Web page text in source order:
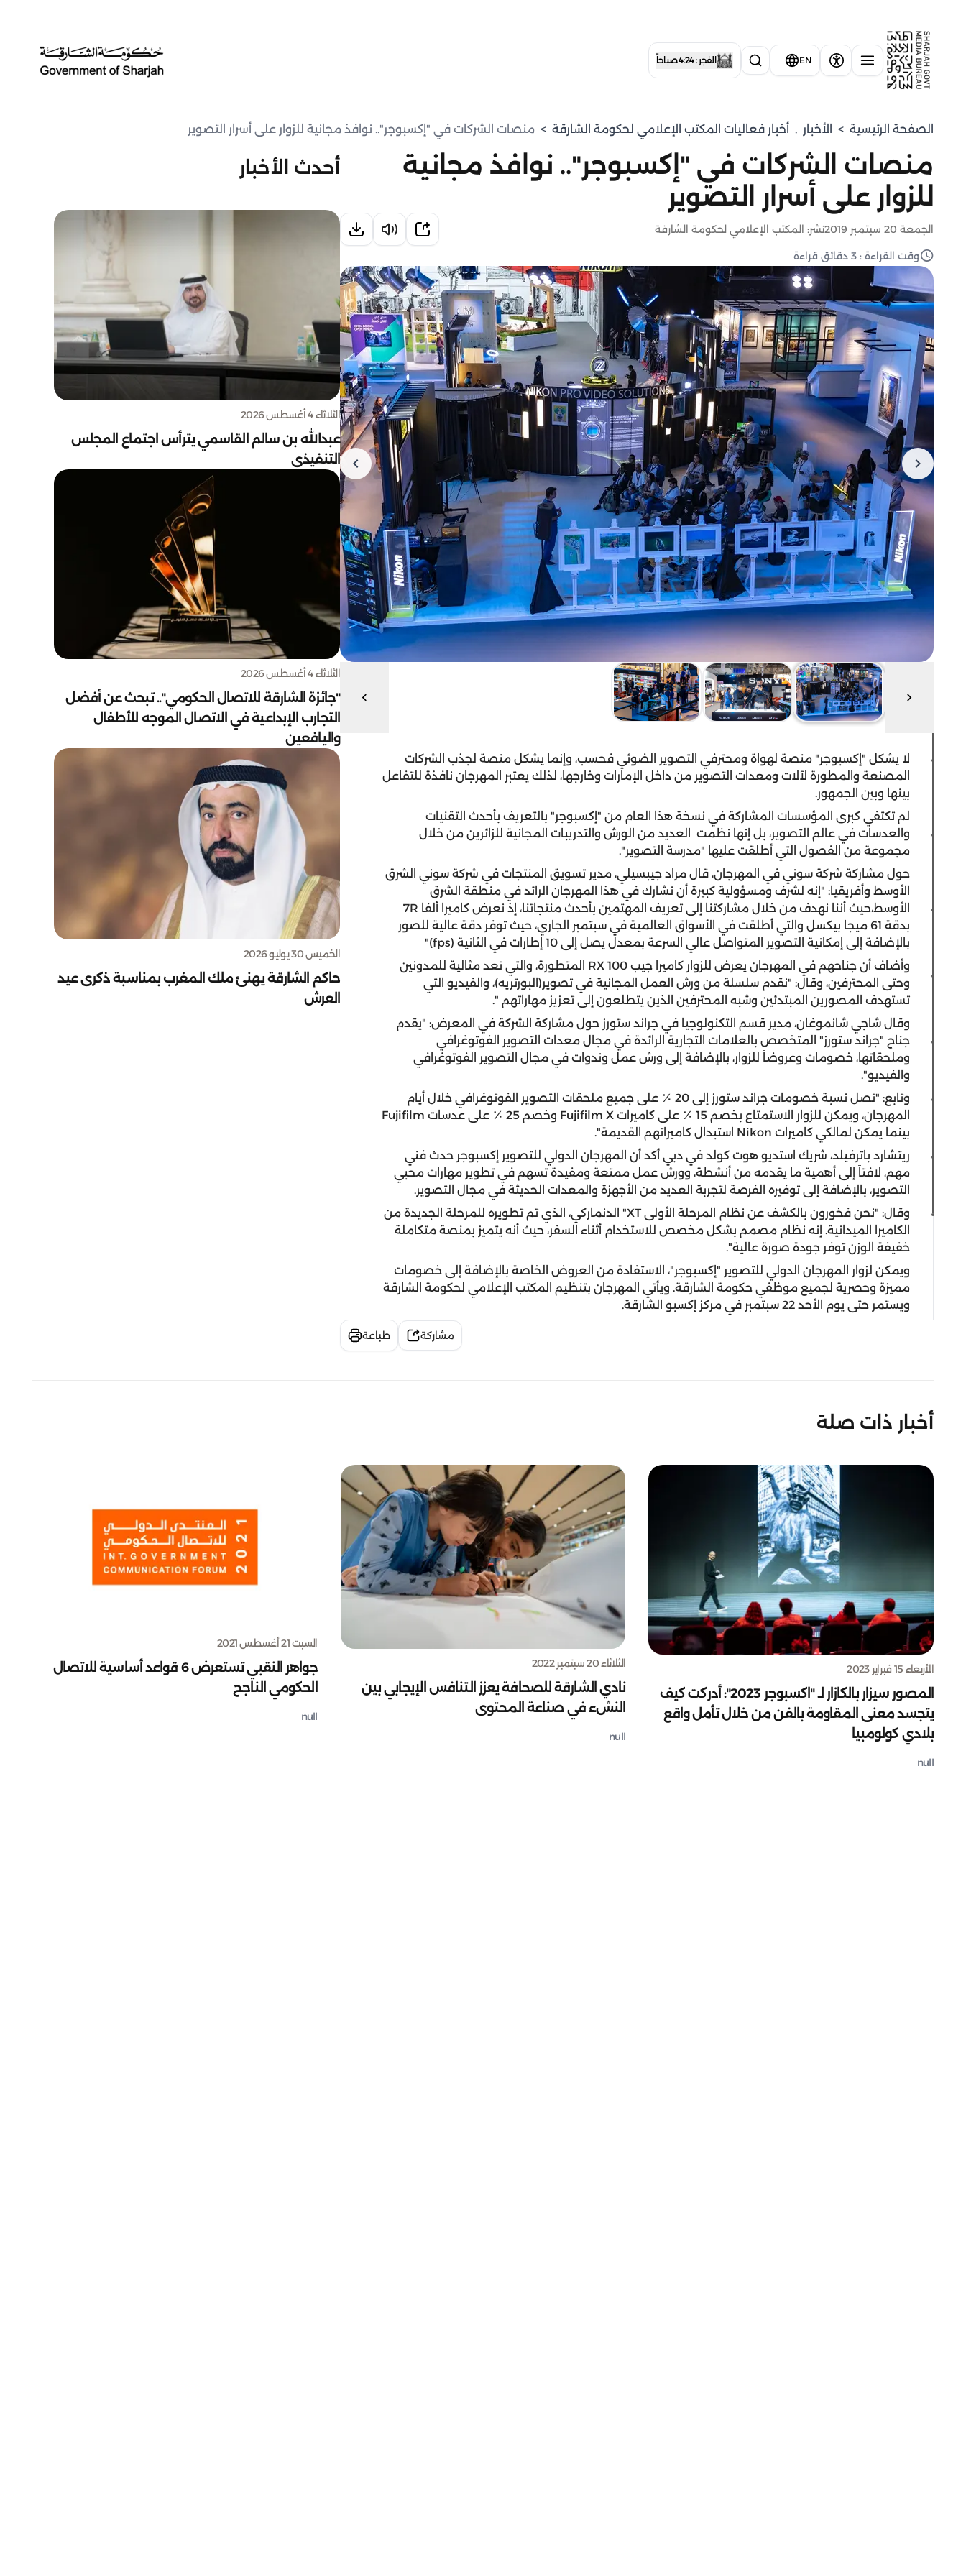
EN الفجر : 4:24 صباحاً
الصفحة الرئيسية > الأخبار , أخبار فعاليات المكتب الإعلامي لحكومة الشارقة > منصات الشركات في "إكسبوجر".. نوافذ مجانية للزوار على أسرار التصوير
منصات الشركات في "إكسبوجر".. نوافذ مجانية
للزوار على أسرار التصوير
الجمعة 20 سبتمبر 2019 نشر: المكتب الإعلامي لحكومة الشارقة
وقت القراءة : 3 دقائق قراءة
لا يشكل "إكسبوجر" منصة لهواة ومحترفي التصوير الضوئي فحسب، وإنما يشكل منصة لجذب الشركات
المصنعة والمطورة لآلات ومعدات التصوير من داخل الإمارات وخارجها، لذلك يعتبر المهرجان نافذة للتفاعل
بينها وبين الجمهور.
لم تكتفي كبرى المؤسسات المشاركة في نسخة هذا العام من "إكسبوجر" بالتعريف بأحدث التقنيات
والعدسات في عالم التصوير، بل إنها نظمت العديد من الورش والتدريبات المجانية للزائرين من خلال
مجموعة من الفصول التي أطلقت عليها "مدرسة التصوير".
حول مشاركة شركة سوني في المهرجان، قال مراد جيبسيلي، مدير تسويق المنتجات في شركة سوني الشرق
الأوسط وأفريقيا: "إنه لشرف ومسؤولية كبيرة أن نشارك في هذا المهرجان الرائد في منطقة الشرق
الأوسط،حيث أننا نهدف من خلال مشاركتنا إلى تعريف المهتمين بأحدث منتجاتنا، إذ نعرض كاميرا ألفا 7R
بدقة 61 ميجا بيكسل والتي أطلقت في الأسواق العالمية في سبتمبر الجاري، حيث توفر دقة عالية للصور
بالإضافة إلى إمكانية التصوير المتواصل عالي السرعة بمعدل يصل إلى 10 إطارات في الثانية (fps)"
وأضاف أن جناحهم في المهرجان يعرض للزوار كاميرا جيب RX 100 المتطورة، والتي تعد مثالية للمدونين
وحتى المحترفين، وقال: "نقدم سلسلة من ورش العمل المجانية في تصوير(البورتريه)، والفيديو التي
تستهدف المصورين المبتدئين وشبه المحترفين الذين يتطلعون إلى تعزيز مهاراتهم ".
وقال شاجي شانموغان، مدير قسم التكنولوجيا في جراند ستورز حول مشاركة الشركة في المعرض: "يقدم
جناح "جراند ستورز" المتخصص بالعلامات التجارية الرائدة في مجال معدات التصوير الفوتوغرافي
وملحقاتها، خصومات وعروضاً للزوار، بالإضافة إلى ورش عمل وندوات في مجال التصوير الفوتوغرافي
والفيديو".
وتابع: "تصل نسبة خصومات جراند ستورز إلى 20 ٪ على جميع ملحقات التصوير الفوتوغرافي خلال أيام
المهرجان، ويمكن للزوار الاستمتاع بخصم 15 ٪ على كاميرات Fujifilm X وخصم 25 ٪ على عدسات Fujifilm
بينما يمكن لمالكي كاميرات Nikon استبدال كاميراتهم القديمة".
ريتشارد باترفيلد، شريك استديو هوت كولد في دبي أكد أن المهرجان الدولي للتصوير إكسبوجر حدث فني
مهم، لافتاً إلى أهمية ما يقدمه من أنشطة، وورش عمل ممتعة ومفيدة تسهم في تطوير مهارات محبي
التصوير، بالإضافة إلى توفيره الفرصة لتجربة العديد من الأجهزة والمعدات الحديثة في مجال التصوير.
وقال: "نحن فخورون بالكشف عن نظام المرحلة الأولى XT" الدنماركي، الذي تم تطويره للمرحلة الجديدة من
الكاميرا الميدانية. إنه نظام مصمم بشكل مخصص للاستخدام أثناء السفر، حيث أنه يتميز بمنصة متكاملة
خفيفة الوزن توفر جودة صورة عالية".
ويمكن لزوار المهرجان الدولي للتصوير "إكسبوجر"، الاستفادة من العروض الخاصة بالإضافة إلى خصومات
مميزة وحصرية لجميع موظفي حكومة الشارقة. ويأتي المهرجان بتنظيم المكتب الإعلامي لحكومة الشارقة
ويستمر حتى يوم الأحد 22 سبتمبر في مركز إكسبو الشارقة.
مشاركة طباعة
أحدث الأخبار
الثلاثاء 4 أغسطس 2026
عبدالله بن سالم القاسمي يترأس اجتماع المجلس
التنفيذي
الثلاثاء 4 أغسطس 2026
"جائزة الشارقة للاتصال الحكومي".. تبحث عن أفضل
التجارب الإبداعية في الاتصال الموجه للأطفال
واليافعين
الخميس 30 يوليو 2026
حاكم الشارقة يهنئ ملك المغرب بمناسبة ذكرى عيد
العرش
أخبار ذات صلة
الأربعاء 15 فبراير 2023
المصور سيزار بالكازار لـ "اكسبوجر 2023": أدركت كيف
يتجسد معنى المقاومة بالفن من خلال تأمل واقع
بلادي كولومبيا
null
الثلاثاء 20 سبتمبر 2022
نادي الشارقة للصحافة يعزز التنافس الإيجابي بين
النشء في صناعة المحتوى
null
السبت 21 أغسطس 2021
جواهر النقبي تستعرض 6 قواعد أساسية للاتصال
الحكومي الناجح
null